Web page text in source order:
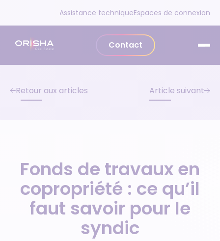
Assistance techniqueEspaces de connexion
Contact
Retour aux articles Article suivant
Fonds de travaux en
copropriété : ce qu’il
faut savoir pour le
syndic